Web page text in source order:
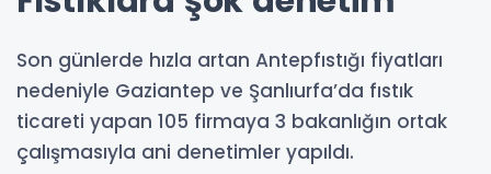
Son günlerde hızla artan Antepfıstığı fiyatları
nedeniyle Gaziantep ve Şanlıurfa’da fıstık
ticareti yapan 105 firmaya 3 bakanlığın ortak
çalışmasıyla ani denetimler yapıldı.